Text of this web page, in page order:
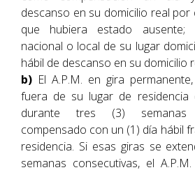
descanso en su domicilio real por
que hubiera estado
nacional o local de su lugar
hábil de descanso en su domicilio
b) El A.P.M. en gira
fuera de su lugar de residencia
durante tres (3) semanas
compensado con un (1) día hábil
residencia. Si esas giras se
semanas consecutivas, el